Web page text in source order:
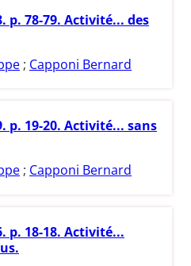
p. 78-79. Activité... des
; Capponi Bernard
p. 19-20. Activité... sans
; Capponi Bernard
p. 18-18. Activité...